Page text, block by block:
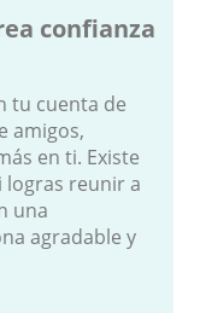
confianza
tu cuenta de
amigos,
en ti. Existe
logras reunir a
una
agradable y